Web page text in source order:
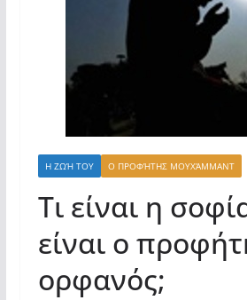
Η ΖΩΉ ΤΟΥ Ο ΠΡΟΦΉΤΗΣ ΜΟΥΧΆΜΜΑΝΤ
Τι είναι η
είναι ο
ορφανός;